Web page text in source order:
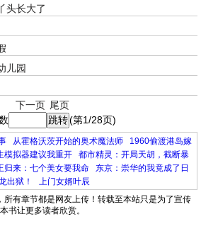
头长大了
儿园
下一页 尾页
(第1/28页)
从霍格沃茨开始的奥术魔法师
1960偷渡港岛嫁
模拟器建议我重开
都市精灵：开局天胡，截断暴
归来：七个美女要我命
东京：崇华的我竟成了日
出狱！
上门女婿叶辰
所有章节都是网友上传！转载至本站只是为了宣传
本书让更多读者欣赏。